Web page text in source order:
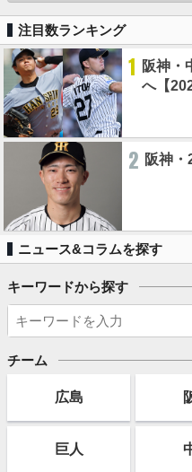
注目数ランキング
1 阪神・
へ【
2 阪神
ニュース&コラムを探す
キーワードから探す
チーム
広島
巨人